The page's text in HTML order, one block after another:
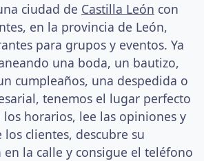
ciudad de Castilla León con
en la provincia de León,
para grupos y eventos. Ya
una boda, un bautizo,
cumpleaños, una despedida o
tenemos el lugar perfecto
horarios, lee las opiniones y
clientes, descubre su
en la calle y consigue el teléfono